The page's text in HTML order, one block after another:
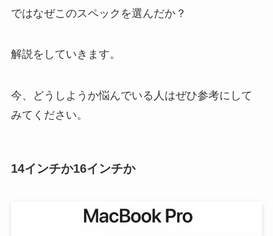
ではなぜこのスペックを選んだか？
解説をしていきます。
今、どうしようか悩んでいる人はぜひ参考にして
みてください。
14インチか16インチか